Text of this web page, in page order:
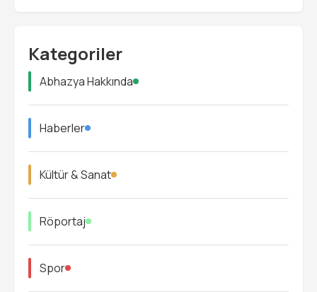
Kategoriler
Abhazya Hakkında
Haberler
Kültür & Sanat
Röportaj
Spor